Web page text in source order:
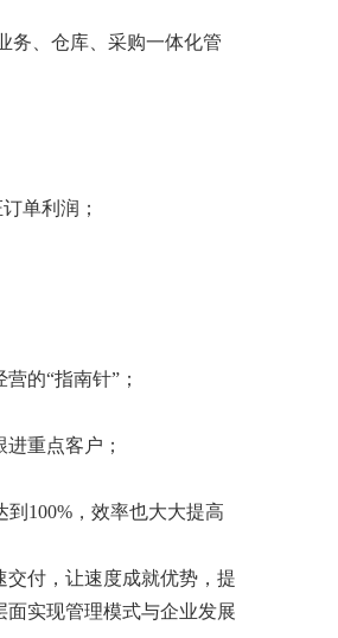
务、仓库、采购一体化管
单利润；
的“指南针”；
重点客户；
100%，效率也大大提高
付，让速度成就优势，提
实现管理模式与企业发展